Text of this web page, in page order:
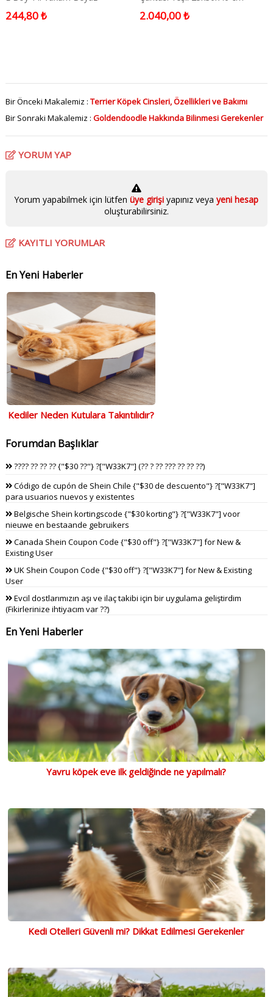
244,80 ₺ 2.040,00 ₺
Bir Önceki Makalemiz : Terrier Köpek Cinsleri, Özellikleri ve Bakımı
Bir Sonraki Makalemiz : Goldendoodle Hakkında Bilinmesi Gerekenler
YORUM YAP
Yorum yapabilmek için lütfenüye girişiyapınız veya yeni hesap
oluşturabilirsiniz.
KAYITLI YORUMLAR
En Yeni Haberler
Kediler Neden Kutulara Takıntılıdır?
Forumdan Başlıklar
???? ?? ?? ?? {"$30 ??"} ?["W33K7"] (?? ? ?? ??? ?? ?? ??)
Código de cupón de Shein Chile {"$30 de descuento"} ?["W33K7"]
para usuarios nuevos y existentes
Belgische Shein kortingscode {"$30 korting"} ?["W33K7"] voor
nieuwe en bestaande gebruikers
Canada Shein Coupon Code {"$30 off"} ?["W33K7"] for New &
Existing User
UK Shein Coupon Code {"$30 off"} ?["W33K7"] for New & Existing
User
Evcil dostlarımızın aşı ve ilaç takibi için bir uygulama geliştirdim
(Fikirlerinize ihtiyacım var ??)
En Yeni Haberler
Yavru köpek eve ilk geldiğinde ne yapılmalı?
Kedi Otelleri Güvenli mi? Dikkat Edilmesi Gerekenler